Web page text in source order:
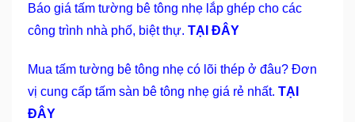
Báo giá tấm tường bê tông nhẹ lắp ghép cho các
công trình nhà phố, biệt thự. TẠI ĐÂY
Mua tấm tường bê tông nhẹ có lõi thép ở đâu? Đơn
vị cung cấp tấm sàn bê tông nhẹ giá rẻ nhất. TẠI
ĐÂY